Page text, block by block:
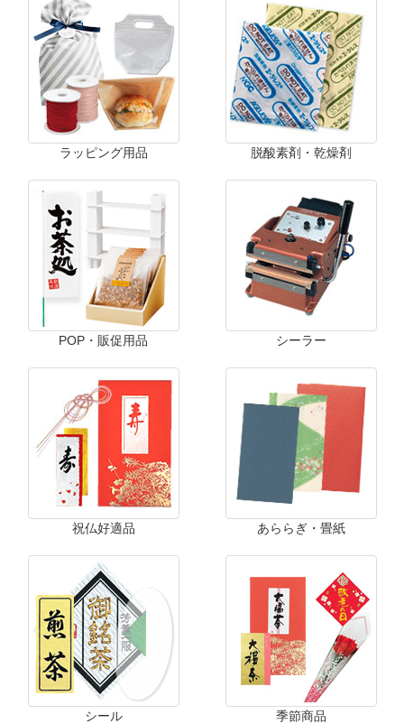
ラッピング用品 脱酸素剤・乾燥剤
POP・販促用品 シーラー
祝仏好適品 あららぎ・畳紙
シール 季節商品